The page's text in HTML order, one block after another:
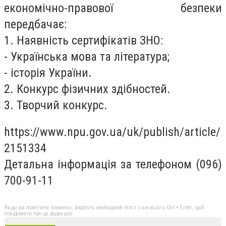
економічно-правової безпеки
передбачає:
1. Наявність сертифікатів ЗНО:
- Українська мова та література;
- історія України.
2. Конкурс фізичних здібностей.
3. Творчий конкурс.
https://www.npu.gov.ua/uk/publish/article/
2151334
Детальна інформація за телефоном (096)
700-91-11
Якщо ви помітили помилку, виділіть необхідний текст і натисніть Ctrl + Enter, щоб
повідомити про це редакцію